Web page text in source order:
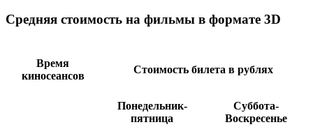
Средняя стоимость на фильмы в формате 3D
Время
киносеансов
Стоимость билета в рублях
Понедельник-
пятница
Суббота-
Воскресенье